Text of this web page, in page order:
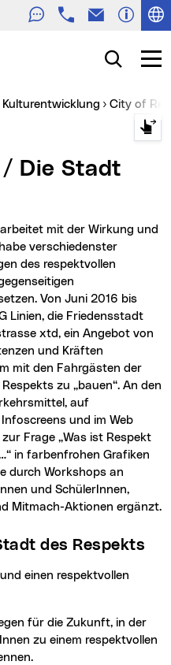
TelefonE-Mail
Suche
Kulturentwicklung City of
verschiedenster
des respektvollen
Von Juni 2016 bis
Linien, die Friedensstadt
xtd, ein Angebot von
und Kräften
mit den Fahrgästen der
zu „bauen“. An den
auf
und im Web
Frage „Was ist Respekt
in farbenfrohen Grafiken
durch Workshops an
und SchülerInnen,
Mitmach-Aktionen ergänzt.
des Respekts
für die Zukunft, in der
zu einem respektvollen